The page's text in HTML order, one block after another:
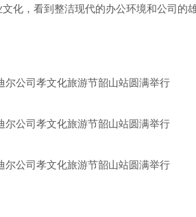
，看到整洁现代的办公环境和公司的